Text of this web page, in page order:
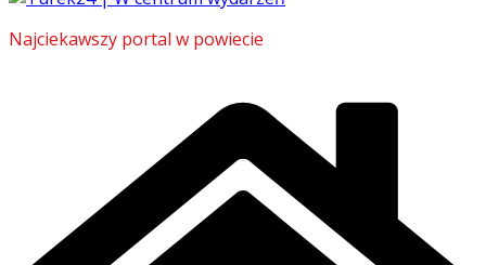
Najciekawszy portal w powiecie